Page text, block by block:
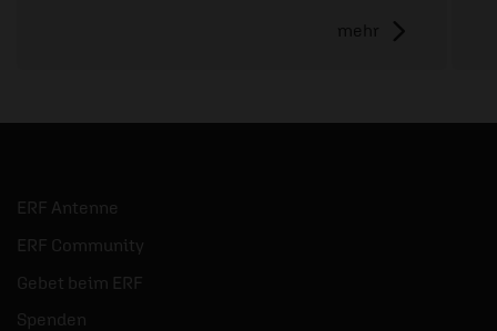
mehr
ERF Antenne
ERF Community
Gebet beim ERF
Spenden